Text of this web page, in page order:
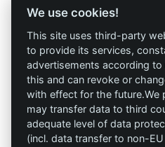
Allprotec® Just work
Omniprotect –
Onlineshop
Kontakt
info@die-
We use cookies!
This site uses third-party
to provide its services,
advertisements according
this and can revoke or
with effect for the future.We
may transfer data to third
adequate level of data
(incl. data transfer to non-